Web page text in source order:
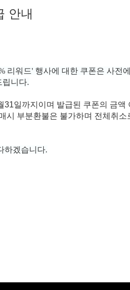
안내
리워드' 행사에 대한 쿠폰은 사전
립니다.
일까지이며 발급된 쿠폰의 금
시 부분환불은 불가하며 전체취
하겠습니다.